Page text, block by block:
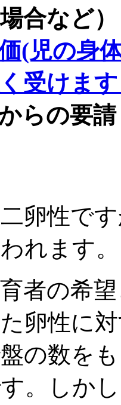
合など）
(児の身
受けま
らの要請
卵性で
れます。
者の希
卵性に
の数を
。しか